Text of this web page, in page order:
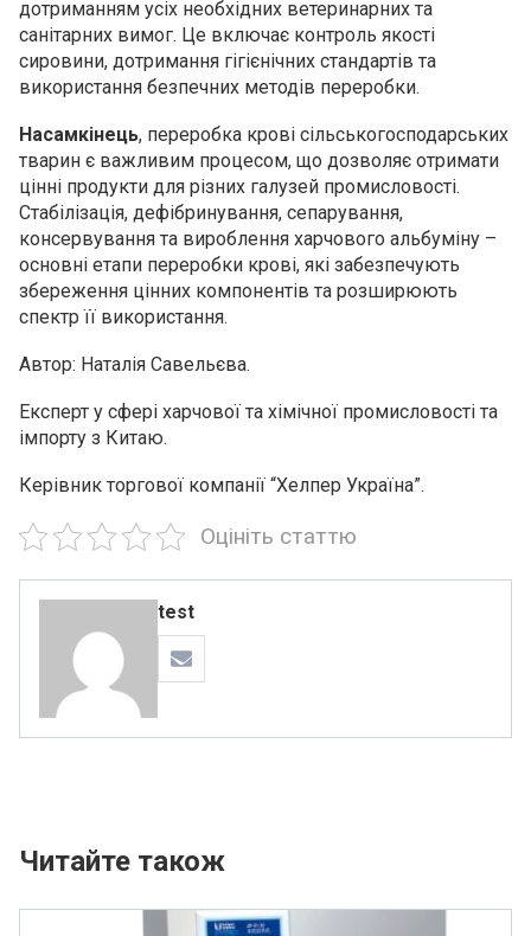
дотриманням усіх необхідних ветеринарних та
санітарних вимог. Це включає контроль якості
сировини, дотримання гігієнічних стандартів та
використання безпечних методів переробки.
Насамкінець, переробка крові сільськогосподарських
тварин є важливим процесом, що дозволяє отримати
цінні продукти для різних галузей промисловості.
Стабілізація, дефібринування, сепарування,
консервування та вироблення харчового альбуміну –
основні етапи переробки крові, які забезпечують
збереження цінних компонентів та розширюють
спектр її використання.
Автор: Наталія Савельєва.
Експерт у сфері харчової та хімічної промисловості та
імпорту з Китаю.
Керівник торгової компанії “Хелпер Україна”.
Оцініть cтаттю
test
Читайте також